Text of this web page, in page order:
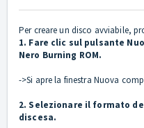
Per creare un disco avviabile,
1. Fare clic sul pulsante
Nero Burning ROM.
->Si apre la finestra Nuova
2. Selezionare il formato
discesa.